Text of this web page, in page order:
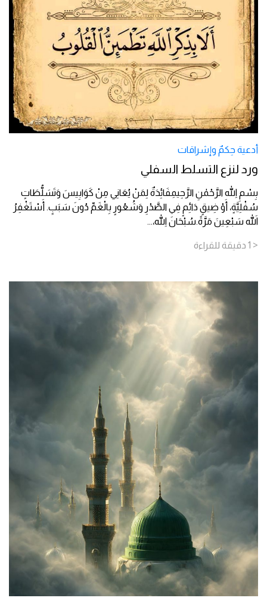
أدعية حِكمٌ وإشراقات
ورد لنزع التسلط السفلي
بِسْمِ اللهِ الرَّحْمٰنِ الرَّحِيمِفَائِدَةٌ لِمَنْ يُعَانِي مِنْ كَوَابِيسَ وَتَسَلُّطَاتٍ
سُفْلِيَّةٍ، أَوْ ضِيقٍ دَائِمٍ فِي الصَّدْرِ وَشُعُورٍ بِالْغَمِّ دُونَ سَبَبٍ. أَسْتَغْفِرُ
اللهَ سَبْعِينَ مَرَّةً.سُبْحَانَ اللهِ،...
< 1 دقيقة للقراءة